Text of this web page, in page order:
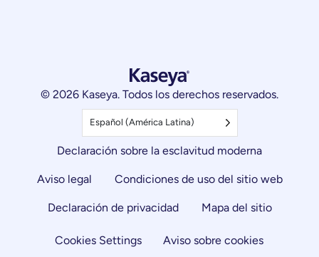
© 2026 Kaseya. Todos los derechos reservados.
Español (América Latina)
Declaración sobre la esclavitud moderna
Aviso legal Condiciones de uso del sitio web
Declaración de privacidad Mapa del sitio
Cookies Settings Aviso sobre cookies